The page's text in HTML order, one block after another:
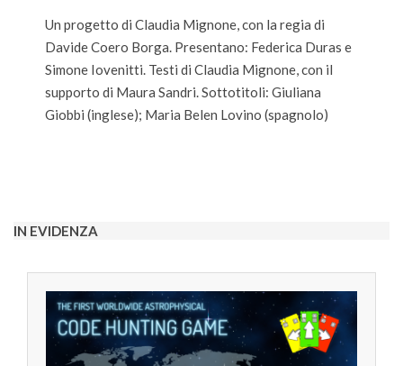
Un progetto di Claudia Mignone, con la regia di
Davide Coero Borga. Presentano: Federica Duras e
Simone Iovenitti. Testi di Claudia Mignone, con il
supporto di Maura Sandri. Sottotitoli: Giuliana
Giobbi (inglese); Maria Belen Lovino (spagnolo)
21
IN EVIDENZA